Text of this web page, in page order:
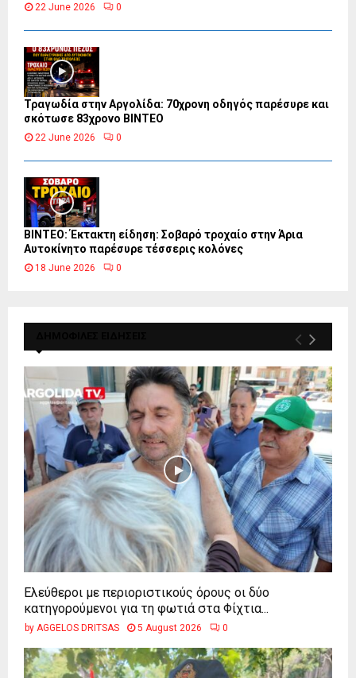
22 June 2026 0
Τραγωδία στην Αργολίδα: 70χρονη οδηγός παρέσυρε και
σκότωσε 83χρονο ΒΙΝΤΕΟ
22 June 2026 0
ΒΙΝΤΕΟ: Έκτακτη είδηση: Σοβαρό τροχαίο στην Άρια
Αυτοκίνητο παρέσυρε τέσσερις κολόνες
18 June 2026 0
Ελεύθεροι με περιοριστικούς όρους οι δύο
κατηγορούμενοι για τη φωτιά στα Φίχτια...
by AGGELOS DRITSAS 5 August 2026 0